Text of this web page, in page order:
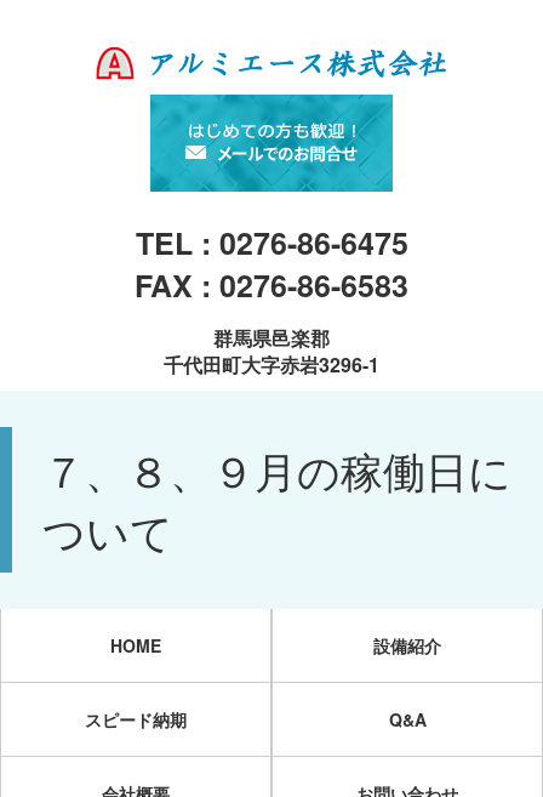
TEL : 0276-86-6475
FAX : 0276-86-6583
群馬県邑楽郡
千代田町大字赤岩3296-1
７、８、９月の稼働日に
ついて
HOME 設備紹介
スピード納期 Q&A